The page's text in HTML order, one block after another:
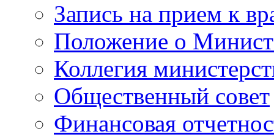
Запись на прием к
Положение о
Коллегия
Общественный совет
Финансовая